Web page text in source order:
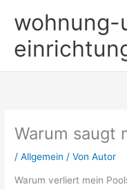
Inhaltwohnung-
Warum saugt
/Allgemein / VonAutor
Warum verliert mein